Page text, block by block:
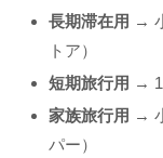
長期滞在用 →
トア）
短期旅行用 → 1
家族旅行用 →
パー）